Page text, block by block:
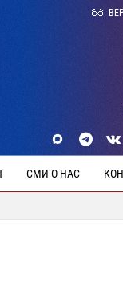
СМИ О НАС